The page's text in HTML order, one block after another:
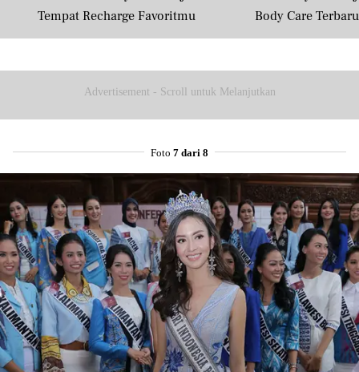
Tempat Recharge Favoritmu
Body Care
Masyarakat
Advertisement - Scroll untuk Melanjutkan
Foto 7 dari 8